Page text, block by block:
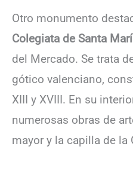
Otro monumento
Colegiata de Santa
del Mercado. Se trata
gótico valenciano,
XIII y XVIII. En su
numerosas obras de
mayor y la capilla de la